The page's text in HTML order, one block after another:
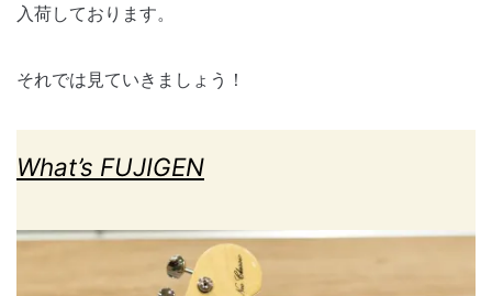
入荷しております。
それでは見ていきましょう！
What’s FUJIGEN